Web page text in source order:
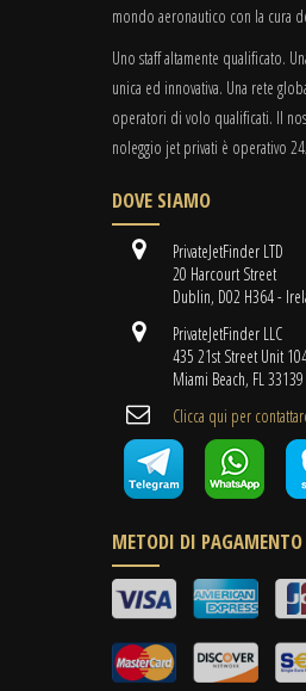
mondo aeronautico con la cura
Uno staff altamente qualificato.
unica ed innovativa. Una rete
operatori di volo qualificati. Il
noleggio jet privati è operativo
DOVE SIAMO
PrivateJetFinder LTD
20 Harcourt Street
Dublin, D02 H364 -
PrivateJetFinder LLC
435 21st Street Unit
Miami Beach, FL
Clicca qui per
METODI DI PAGAMENTO